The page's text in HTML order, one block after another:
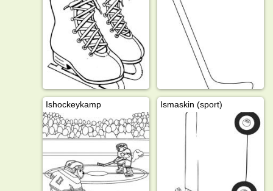
Ishockeykamp Ismaskin (sport)